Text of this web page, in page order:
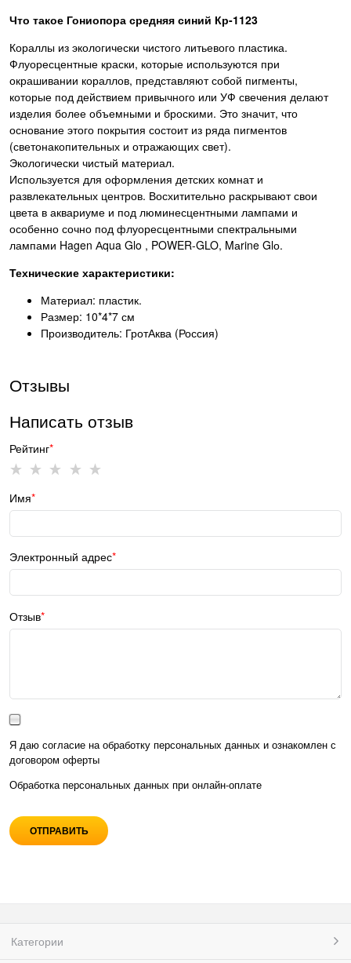
Что такое Гониопора средняя синий Кр-1123
Кораллы из экологически чистого литьевого пластика.
Флуоресцентные краски, которые используются при
окрашивании кораллов, представляют собой пигменты,
которые под действием привычного или УФ свечения делают
изделия более объемными и броскими. Это значит, что
основание этого покрытия состоит из ряда пигментов
(светонакопительных и отражающих свет).
Экологически чистый материал.
Используется для оформления детских комнат и
развлекательных центров. Восхитительно раскрывают свои
цвета в аквариуме и под люминесцентными лампами и
особенно сочно под флуоресцентными спектральными
лампами Hagen Аqua Glo , POWER-GLO, Mаrine Glо.
Технические характеристики:
Материал: пластик.
Размер: 10*4*7 см
Производитель: ГротАква (Россия)
Отзывы
Написать отзыв
Рейтинг
Имя
Электронный адрес
Отзыв
Я даю согласие на обработку персональных данных и ознакомлен с
договором оферты
Обработка персональных данных при онлайн-оплате
Категории